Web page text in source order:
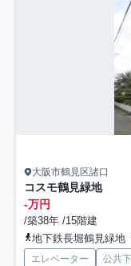
大阪市鶴見区諸口
コスモ鶴見緑地
-万円
/築38年 /15階建
地下鉄長堀鶴見緑地
エレベーター 公共